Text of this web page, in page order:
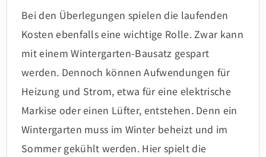
Bei den Überlegungen spielen die laufenden
Kosten ebenfalls eine wichtige Rolle. Zwar kann
mit einem Wintergarten-Bausatz gespart
werden. Dennoch können Aufwendungen für
Heizung und Strom, etwa für eine elektrische
Markise oder einen Lüfter, entstehen. Denn ein
Wintergarten muss im Winter beheizt und im
Sommer gekühlt werden. Hier spielt die